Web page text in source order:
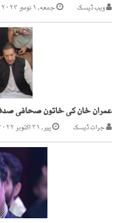
ویب ڈیسک جمعه, ۱ نومبر ۲۰۲۴
عمران خان کی خاتون صحافی
جرات ڈیسک پیر, ۳۱ اکتوبر ۲۰۲۲